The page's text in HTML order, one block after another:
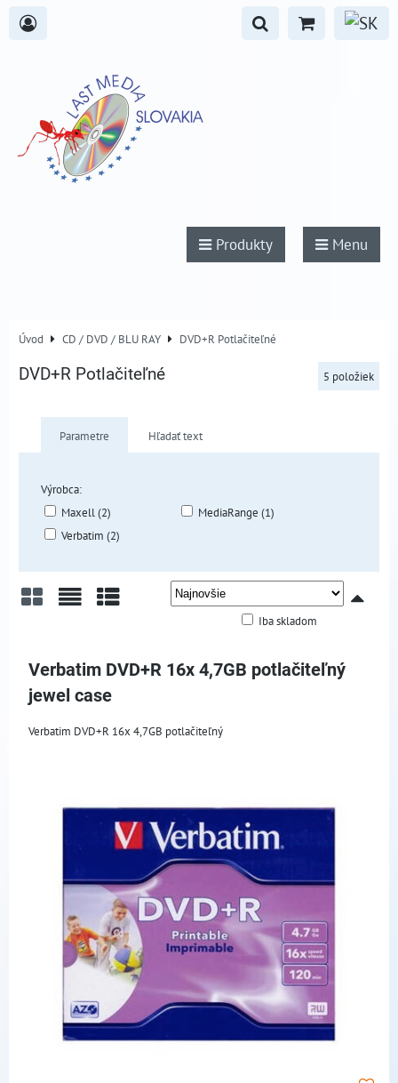
Produkty Menu
Úvod CD / DVD / BLU RAY DVD+R Potlačiteľné
DVD+R Potlačiteľné 5 položiek
Parametre Hľadať text
Výrobca:
Maxell (2)
MediaRange (1)
Verbatim (2)
Iba skladom
Verbatim DVD+R 16x 4,7GB potlačiteľný
jewel case
Verbatim DVD+R 16x 4,7GB potlačiteľný